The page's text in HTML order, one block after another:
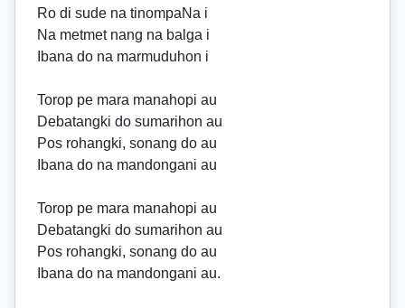
Ro di sude na tinompaNa i
Na metmet nang na balga i
Ibana do na marmuduhon i
Torop pe mara manahopi au
Debatangki do sumarihon au
Pos rohangki, sonang do au
Ibana do na mandongani au
Torop pe mara manahopi au
Debatangki do sumarihon au
Pos rohangki, sonang do au
Ibana do na mandongani au.